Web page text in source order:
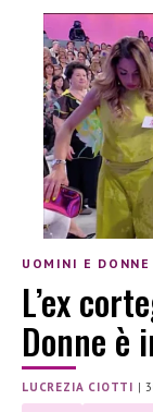
UOMINI E DONNE
L’ex
Donne è
LUCREZIA CIOTTI |